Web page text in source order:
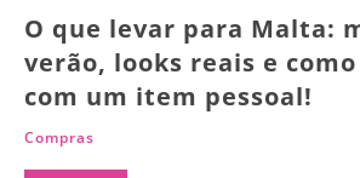
O que levar para Malta:
verão, looks reais e
com um item pessoal!
Compras